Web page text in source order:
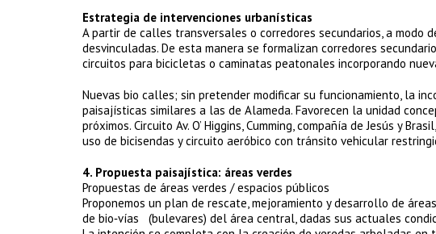
Estrategia de intervenciones urbanísticas
A partir de calles transversales o corredores secundarios, a modo
desvinculadas. De esta manera se formalizan corredores
circuitos para bicicletas o caminatas peatonales incorporando
Nuevas bio calles; sin pretender modificar su funcionamiento, la
paisajísticas similares a las de Alameda. Favorecen la unidad
próximos. Circuito Av. O’ Higgins, Cumming, compañía de Jesús y
uso de bicisendas y circuito aeróbico con tránsito vehicular
4. Propuesta paisajística: áreas verdes
Propuestas de áreas verdes / espacios públicos
Proponemos un plan de rescate, mejoramiento y desarrollo de
de bio‐vías (bulevares) del área central, dadas sus actuales